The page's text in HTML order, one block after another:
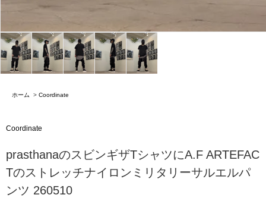
ホーム > Coordinate
Coordinate
prasthanaのスビンギザTシャツにA.F ARTEFAC
Tのストレッチナイロンミリタリーサルエルパ
ンツ 260510